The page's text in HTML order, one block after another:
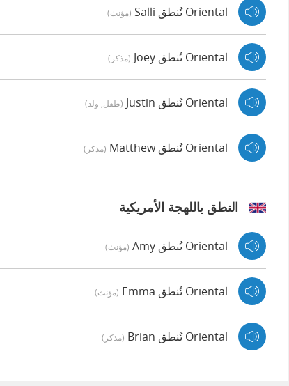
Oriental تُنطق Salli (مؤنث)
Oriental تُنطق Joey (مذكر)
Oriental تُنطق Justin (طفل, ولد)
Oriental تُنطق Matthew (مذكر)
النطق باللهجة الأمريكية
Oriental تُنطق Amy (مؤنث)
Oriental تُنطق Emma (مؤنث)
Oriental تُنطق Brian (مذكر)